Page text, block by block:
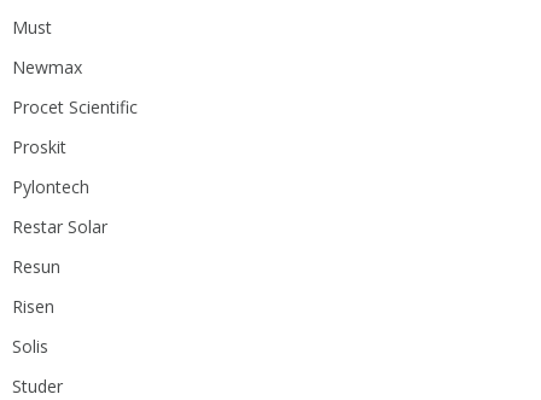
Must
Newmax
Procet Scientific
Proskit
Pylontech
Restar Solar
Resun
Risen
Solis
Studer